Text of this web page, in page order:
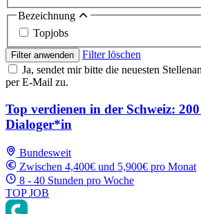
Bezeichnung
Topjobs
Filter anwenden
Filter löschen
Ja, sendet mir bitte die neuesten
per E-Mail zu.
Top verdienen in der Schweiz:
Dialoger*in
Bundesweit
Zwischen 4,400€ und 5,900€ pro Monat
8 - 40 Stunden pro Woche
TOP JOB